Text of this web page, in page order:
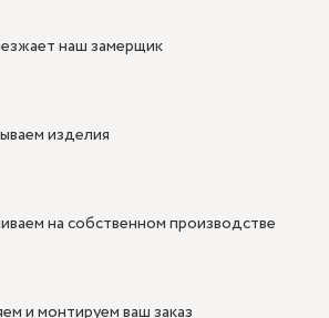
наш замерщик
изделия
на собственном производстве
и монтируем ваш заказ